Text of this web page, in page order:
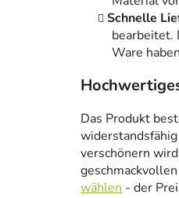
Schnelle
bearbeitet.
Ware
Das Produkt
verschönern
wählen - der